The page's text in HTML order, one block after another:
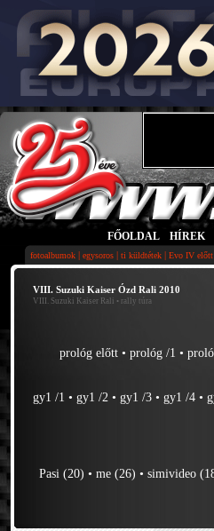
FŐOLDAL HÍREK
fotoalbumok | egysoros | ti küldtétek | Evo IV
VIII. Suzuki Kaiser Ózd Rali 2010
VIII. Suzuki Kaiser Rali • rally túra
prológ előtt •prológ /1 •
gy1 /1 •gy1 /2 •gy1 /3 •gy1 /4 •
Pasi (20) •me (26) •simivideo